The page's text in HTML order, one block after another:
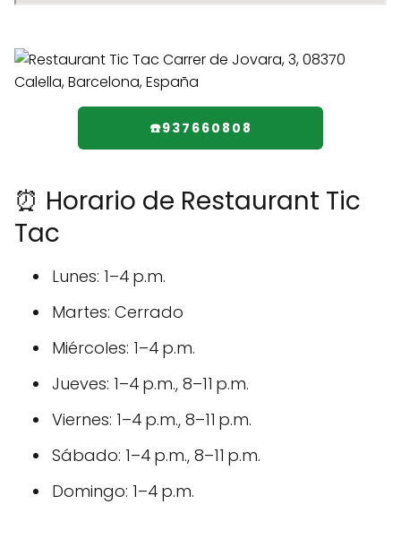
☎️937660808
⏰ Horario de Restaurant Tic
Tac
Lunes: 1–4 p.m.
Martes: Cerrado
Miércoles: 1–4 p.m.
Jueves: 1–4 p.m., 8–11 p.m.
Viernes: 1–4 p.m., 8–11 p.m.
Sábado: 1–4 p.m., 8–11 p.m.
Domingo: 1–4 p.m.